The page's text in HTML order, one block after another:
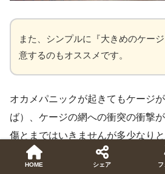
また、シンプルに『大きめのケー
意するのもオススメです。
オカメパニックが起きてもケージ
ば）、ケージの網への衝突の衝撃
傷とまではいきませんが多少なり
す。
HOME シェア